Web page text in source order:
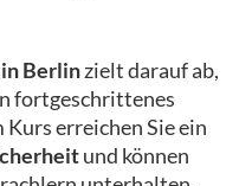
Berlinzielt darauf ab,
fortgeschrittenes
erreichen Sie ein
und können